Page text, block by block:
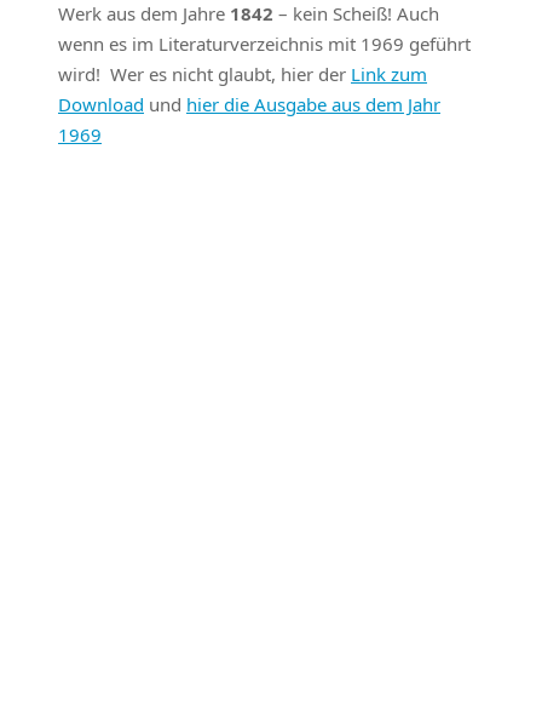
Werk aus dem Jahre 1842 – kein Scheiß! Auch
wenn es im Literaturverzeichnis mit 1969 geführt
wird! Wer es nicht glaubt, hier der Link zum
Download und hier die Ausgabe aus dem Jahr
1969